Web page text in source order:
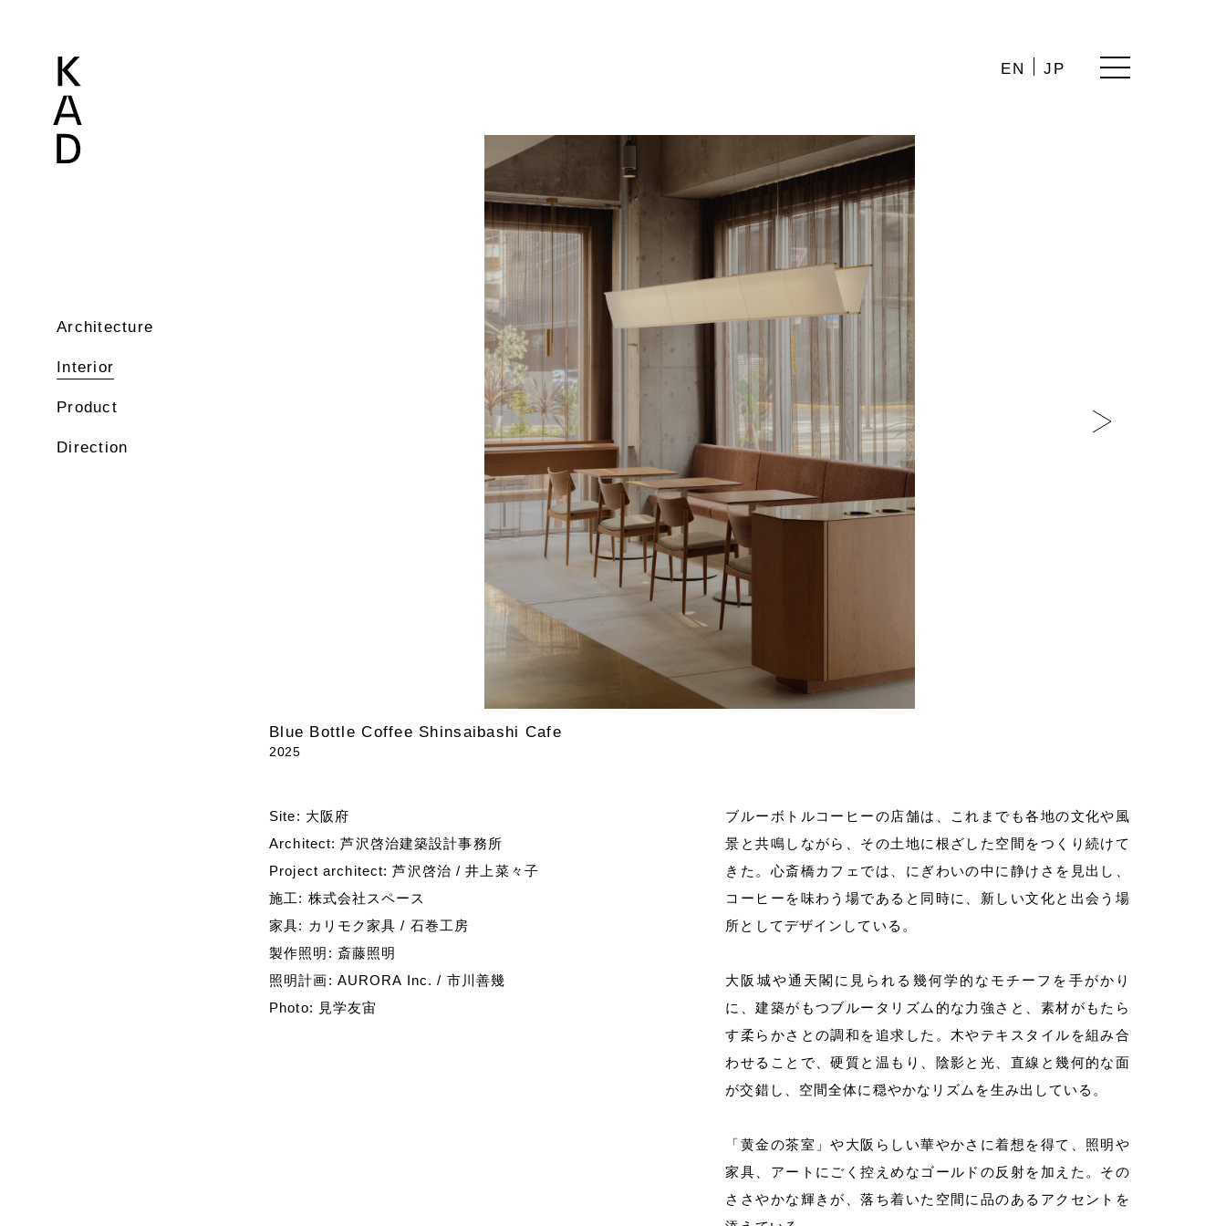
Architecture
Interior
Product
Direction
EN JP
Blue Bottle Coffee Shinsaibashi Cafe
2025
Site: 大阪府
Architect: 芦沢啓治建築設計事務所
Project architect: 芦沢啓治 / 井上菜々子
施工: 株式会社スペース
家具: カリモク家具 / 石巻工房
製作照明: 斎藤照明
照明計画: AURORA Inc. / 市川善幾
Photo: 見学友宙
ブルーボトルコーヒーの店舗は、これまでも各地の文化や風
景と共鳴しながら、その土地に根ざした空間をつくり続けて
きた。心斎橋カフェでは、にぎわいの中に静けさを見出し、
コーヒーを味わう場であると同時に、新しい文化と出会う場
所としてデザインしている。
大阪城や通天閣に見られる幾何学的なモチーフを手がかり
に、建築がもつブルータリズム的な力強さと、素材がもたら
す柔らかさとの調和を追求した。木やテキスタイルを組み合
わせることで、硬質と温もり、陰影と光、直線と幾何的な面
が交錯し、空間全体に穏やかなリズムを生み出している。
「黄金の茶室」や大阪らしい華やかさに着想を得て、照明や
家具、アートにごく控えめなゴールドの反射を加えた。その
ささやかな輝きが、落ち着いた空間に品のあるアクセントを